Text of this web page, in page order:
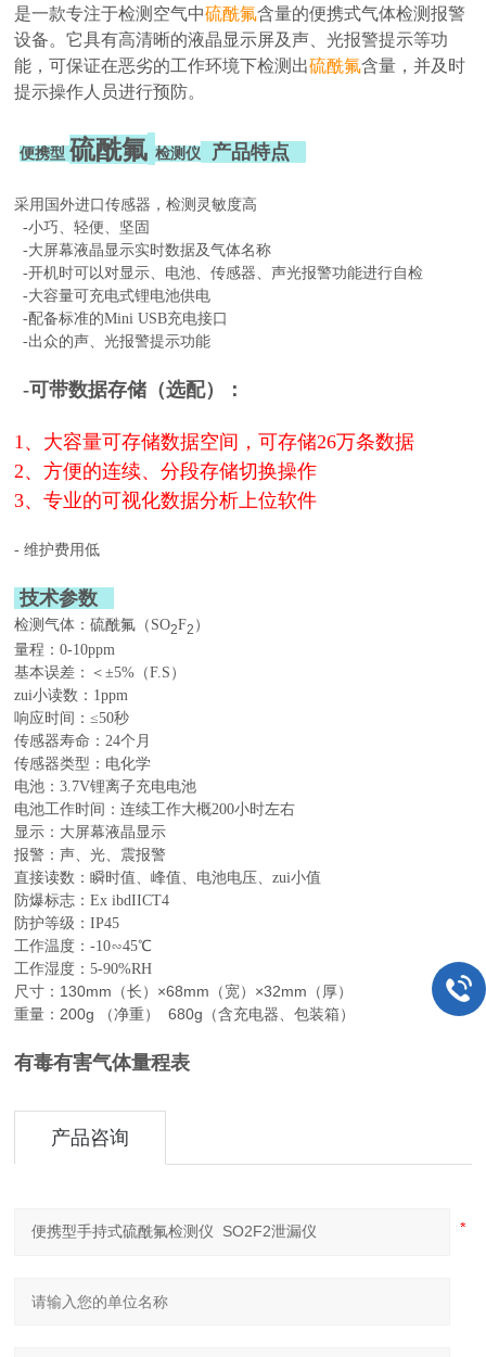
是一款专注于检测空气中硫酰氟含量的便携式气体检测报警
设备。它具有高清晰的液晶显示屏及声、光报警提示等功
能，可保证在恶劣的工作环境下检测出硫酰氟含量，并及时
提示操作人员进行预防。
便携型硫酰氟 检测仪 产品特点
采用国外进口传感器，检测灵敏度高
-小巧、轻便、坚固
-大屏幕液晶显示实时数据及气体名称
-开机时可以对显示、电池、传感器、声光报警功能进行自检
-大容量可充电式锂电池供电
-配备标准的Mini USB充电接口
-出众的声、光报警提示功能
-可带数据存储（选配）：
1、大容量可存储数据空间，可存储26万条数据
2、方便的连续、分段存储切换操作
3、专业的可视化数据分析上位软件
- 维护费用低
技术参数
检测气体：硫酰氟（SO2F2 ）
量程：0-10ppm
基本误差：＜±5%（F.S）
zui小读数：1ppm
响应时间：≤50秒
传感器寿命：24个月
传感器类型：电化学
电池：3.7V锂离子充电电池
电池工作时间：连续工作大概200小时左右
显示：大屏幕液晶显示
报警：声、光、震报警
直接读数：瞬时值、峰值、电池电压、zui小值
防爆标志：Ex ibdIICT4
防护等级：IP45
工作温度：-10∽45℃
工作湿度：5-90%RH
尺寸：130mm（长）×68mm（宽）×32mm（厚）
重量：200g （净重） 680g（含充电器、包装箱）
有毒有害气体量程表
产品咨询